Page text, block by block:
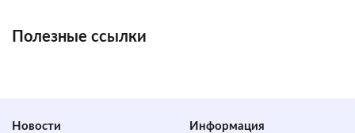
Полезные ссылки
Новости Информация